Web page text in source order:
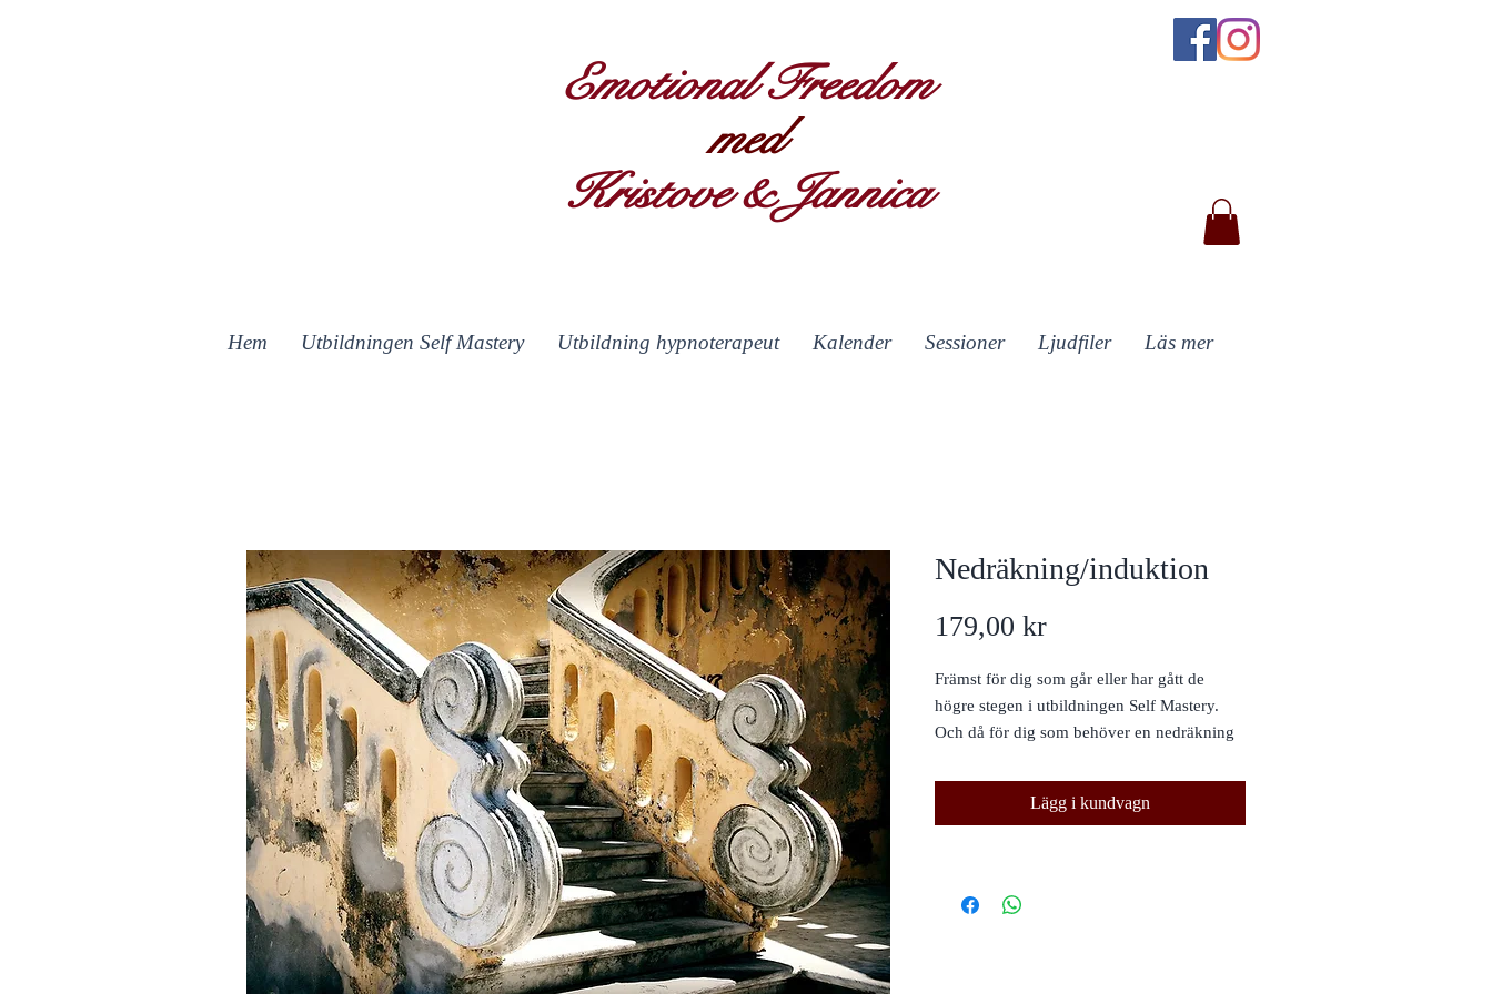
Emotional Freedom
med
Kristove & Jannica
Hem Utbildningen Self Mastery Utbildning hypnoterapeut Kalender Sessioner Ljudfiler Läs mer
Nedräkning/induktion
179,00 krPris
Främst för dig som går eller har gått de
högre stegen i utbildningen Self Mastery.
Och då för dig som behöver en nedräkning
Förlåtelse av annan person" eller annan
eftersnack utan vi går här rakt på en
induktion, även kallad nedräkning inför
Lägg i kundvagn